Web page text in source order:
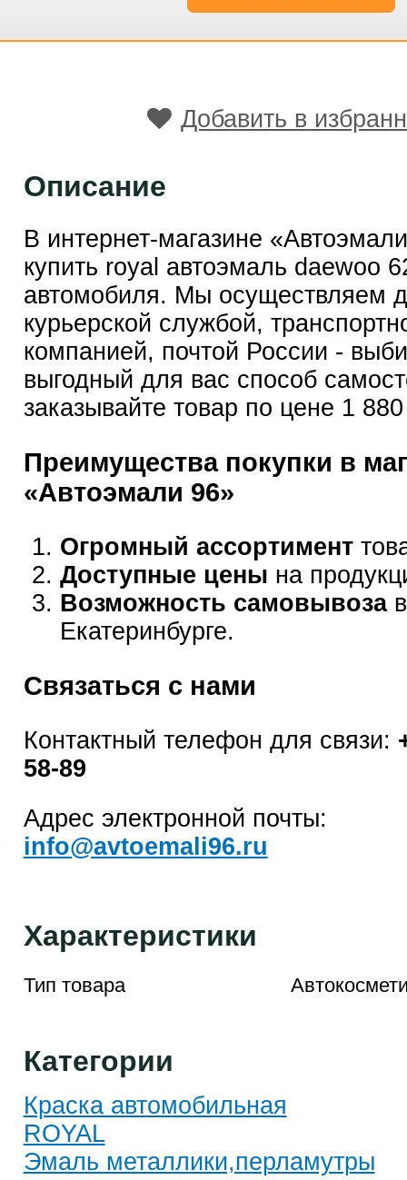
Добавить в
Описание
В интернет-магазине
купить royal автоэмаль daewoo
автомобиля. Мы осуществляем
курьерской службой,
компанией, почтой России -
выгодный для вас способ
заказывайте товар по цене 1
Преимущества покупки в
«Автоэмали 96»
Огромный ассортимент
Доступные цены на
Возможность самовывозав
Екатеринбурге.
Связаться с нами
Контактный телефон для связи:
58-89
Адрес электронной почты:
info@avtoemali96.ru
Характеристики
Тип товара
Категории
Краска автомобильная
ROYAL
Эмаль металлики,перламутры